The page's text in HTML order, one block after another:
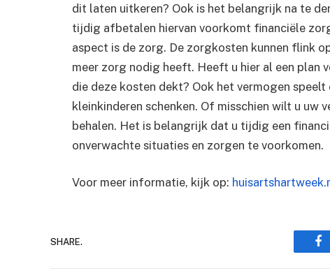
dit laten uitkeren? Ook is het belangrijk na te
tijdig afbetalen hiervan voorkomt financiële
aspect is de zorg. De zorgkosten kunnen flink
meer zorg nodig heeft. Heeft u hier al een plan
die deze kosten dekt? Ook het vermogen
kleinkinderen schenken. Of misschien wilt u uw
behalen. Het is belangrijk dat u tijdig een
onverwachte situaties en zorgen te voorkomen.
Voor meer informatie, kijk op:
SHARE.